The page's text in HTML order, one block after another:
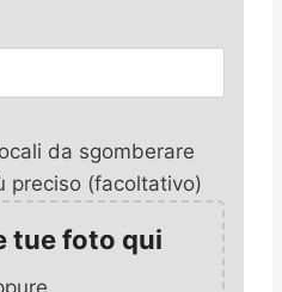
da sgomberare
preciso (facoltativo)
tue foto qui